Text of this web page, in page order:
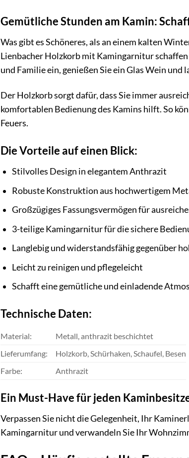
Gemütliche Stunden am Kamin:
Was gibt es Schöneres, als an einem kalten
Lienbacher Holzkorb mit Kamingarnitur
und Familie ein, genießen Sie ein Glas Wein und
Der Holzkorb sorgt dafür, dass Sie immer
komfortablen Bedienung des Kamins hilft. So
Feuers.
Die Vorteile auf einen Blick:
Stilvolles Design in elegantem Anthrazit
Robuste Konstruktion aus hochwertigem
Großzügiges Fassungsvermögen für
3-teilige Kamingarnitur für die sichere
Langlebig und widerstandsfähig gegenüber
Leicht zu reinigen und pflegeleicht
Schafft eine gemütliche und einladende
Technische Daten:
Material:
Metall, anthrazit beschichtet
Lieferumfang:
Holzkorb, Schürhaken, Schaufel, Besen
Farbe:
Anthrazit
Ein Must-Have für jeden
Verpassen Sie nicht die Gelegenheit, Ihr
Kamingarnitur und verwandeln Sie Ihr